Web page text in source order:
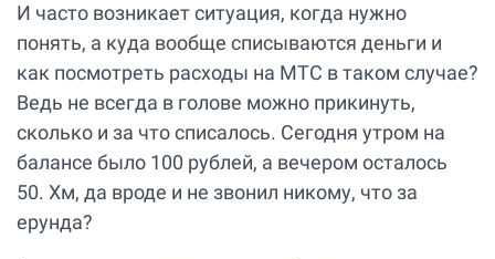
И часто возникает ситуация, когда нужно
понять, а куда вообще списываются деньги и
как посмотреть расходы на МТС в таком случае?
Ведь не всегда в голове можно прикинуть,
сколько и за что списалось. Сегодня утром на
балансе было 100 рублей, а вечером осталось
50. Хм, да вроде и не звонил никому, что за
ерунда?